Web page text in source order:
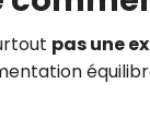
pas une